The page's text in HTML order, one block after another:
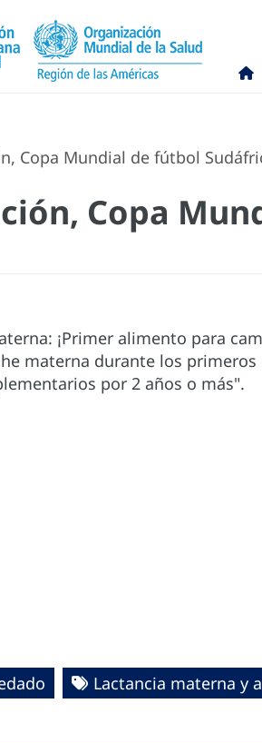
Copa Mundial de fútbol
Copa
¡Primer alimento para
materna durante los
por 2 años o más".
Lactancia materna y